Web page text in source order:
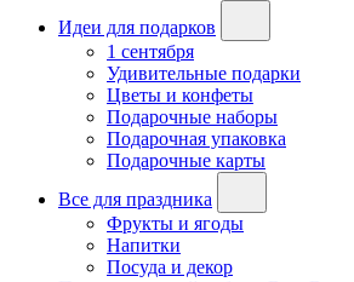
Идеи для подарков
1 сентября
Удивительные подарки
Цветы и конфеты
Подарочные наборы
Подарочная упаковка
Подарочные карты
Все для праздника
Фрукты и ягоды
Напитки
Посуда и декор